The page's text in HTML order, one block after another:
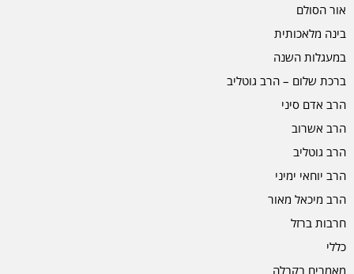
אור הסולם
בינה מלאכותית
במעגלות השנה
ברכת שלום – הרב גוטליב
הרב אדם סיני
הרב אשרוב
הרב גוטליב
הרב יוחאי ימיני
הרב מיכאל מאור
חרבות ברזל
כללי
מאמרים בקבלה